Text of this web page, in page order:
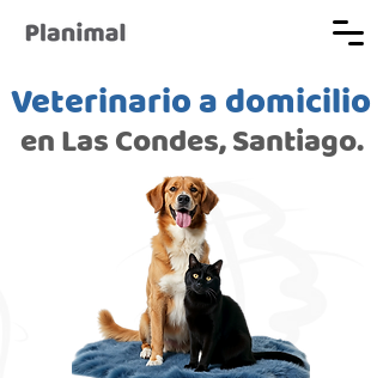
Veterinario a domicilio
en Las Condes, Santiago.